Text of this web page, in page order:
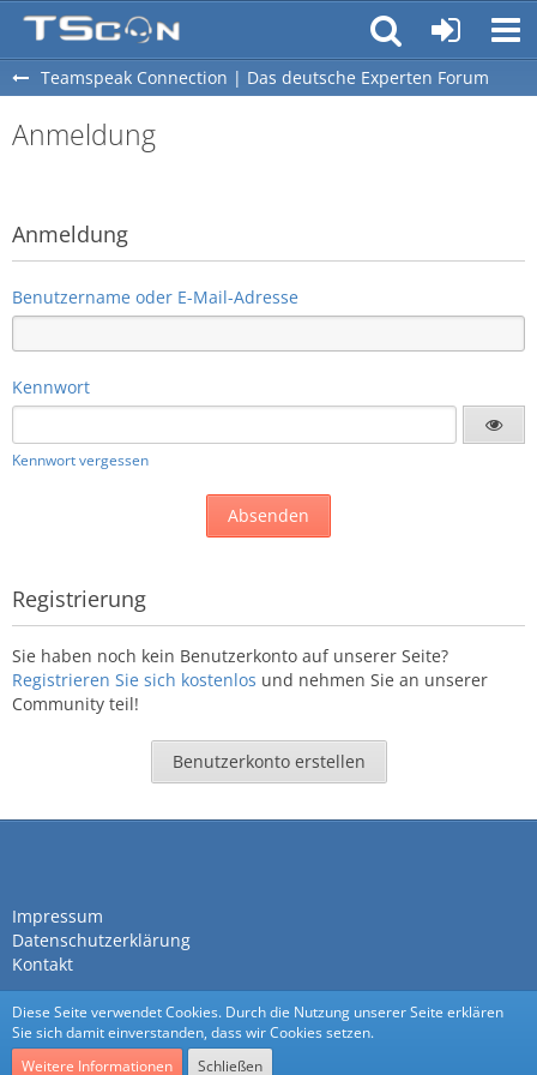
Teamspeak Connection | Das deutsche Experten Forum
Anmeldung
Anmeldung
Benutzername oder E-Mail-Adresse
Kennwort
Kennwort vergessen
Registrierung
Sie haben noch kein Benutzerkonto auf unserer Seite?
Registrieren Sie sich kostenlos und nehmen Sie an unserer
Community teil!
Benutzerkonto erstellen
Impressum
Datenschutzerklärung
Kontakt
Diese Seite verwendet Cookies. Durch die Nutzung unserer Seite erklären
Sie sich damit einverstanden, dass wir Cookies setzen.
Weitere Informationen
Schließen